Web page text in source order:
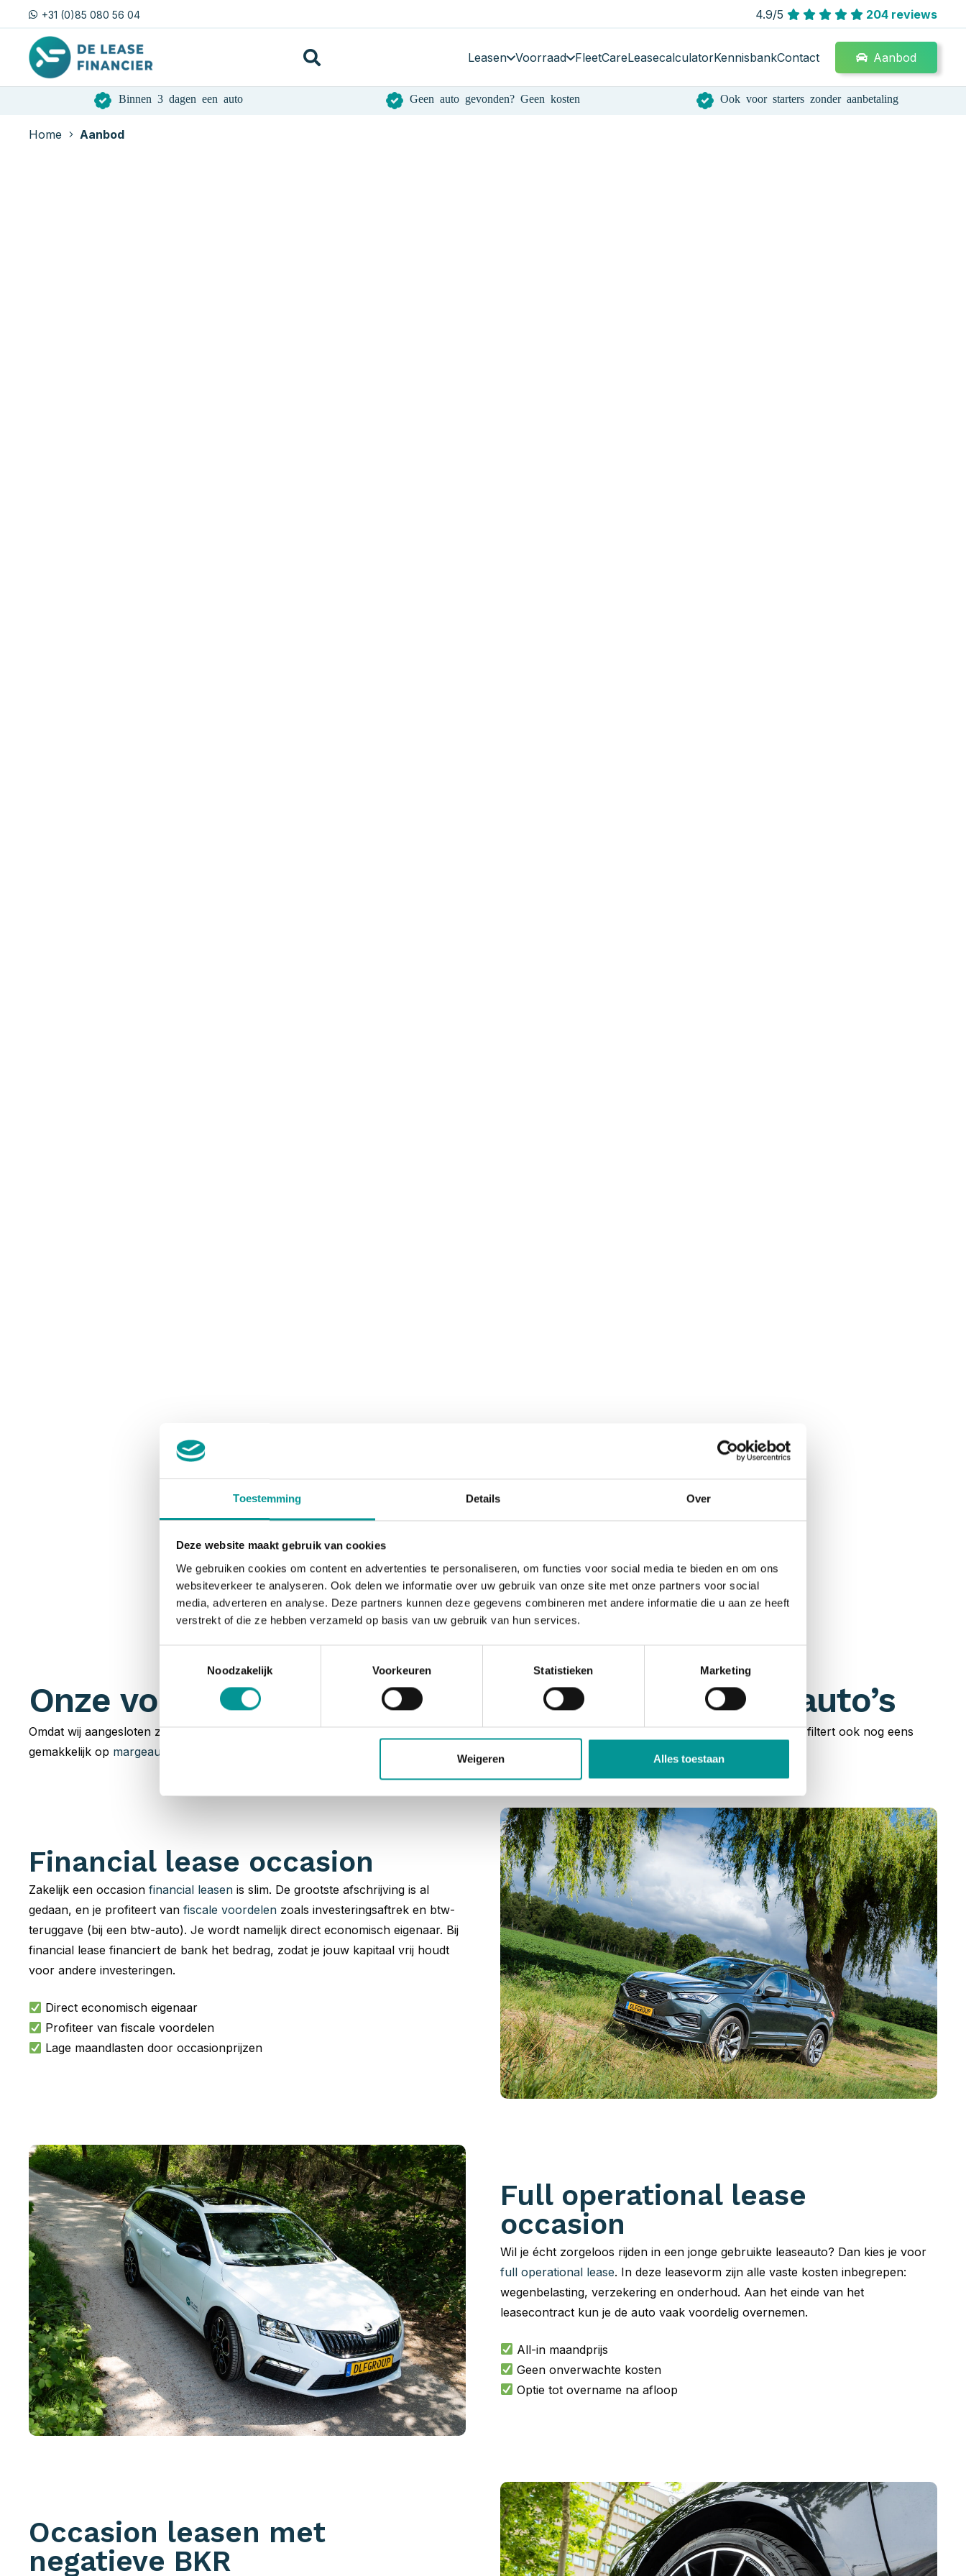
Toestemming Details Over
Deze website maakt gebruik van cookies
We gebruiken cookies om content en advertenties te personaliseren, om functies voor social media te bieden en om ons
websiteverkeer te analyseren. Ook delen we informatie over uw gebruik van onze site met onze partners voor social
media, adverteren en analyse. Deze partners kunnen deze gegevens combineren met andere informatie die u aan ze heeft
verstrekt of die ze hebben verzameld op basis van uw gebruik van hun services.
Noodzakelijk
Voorkeuren Statistieken Marketing
Weigeren Alles toestaan
+31 (0)85 080 56 04 4.9/5 204 reviews
Leasen Voorraad FleetCareLeasecalculatorKennisbankContact Aanbod
Binnen 3 dagen een auto Geen auto gevonden? Geen kosten Ook voor starters zonder aanbetaling
Home Aanbod
Onze voorraad occasion leaseauto’s en bedrijfsauto’s
Omdat wij aangesloten zijn bij tallozepartnershebben wij een ongeëvenaarde voorraad aan jonge gebruikte leaseauto’s en bedrijfswagens. Je filtert ook nog eens
gemakkelijk op margeauto of BTW-auto . Jouw zoektocht naar een zakelijk leaseauto start dus bij De Lease Financier!
Financial lease occasion
Zakelijk een occasion financial leasen is slim. De grootste afschrijving is al
gedaan, en je profiteert van fiscale voordelen zoals investeringsaftrek en btw-
teruggave (bij een btw-auto). Je wordt namelijk direct economisch eigenaar. Bij
financial lease financiert de bank het bedrag, zodat je jouw kapitaal vrij houdt
voor andere investeringen.
Direct economisch eigenaar
Profiteer van fiscale voordelen
Lage maandlasten door occasionprijzen
Full operational lease
occasion
Wil je écht zorgeloos rijden in een jonge gebruikte leaseauto? Dan kies je voor
full operational lease. In deze leasevorm zijn alle vaste kosten inbegrepen:
wegenbelasting, verzekering en onderhoud. Aan het einde van het
leasecontract kun je de auto vaak voordelig overnemen.
All-in maandprijs
Geen onverwachte kosten
Optie tot overname na afloop
Occasion leasen met
negatieve BKR